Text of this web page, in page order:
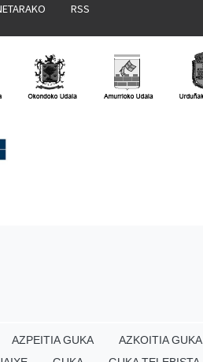
RSS
AZPEITIA GUKA AZKOITIA GUKA